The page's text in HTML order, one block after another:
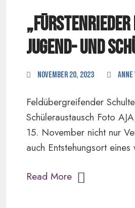
Jugend- und
November 20, 2023
Feldübergreifender
Schüleraustausch Foto
15. November nicht nur
auch Entstehungsort
Read More